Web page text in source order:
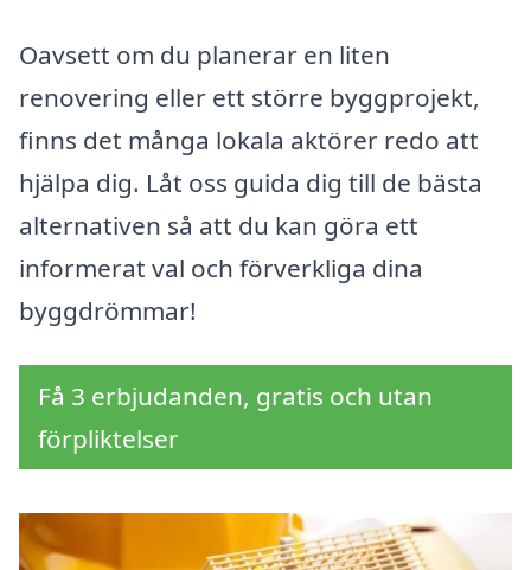
Oavsett om du planerar en liten
renovering eller ett större byggprojekt,
finns det många lokala aktörer redo att
hjälpa dig. Låt oss guida dig till de bästa
alternativen så att du kan göra ett
informerat val och förverkliga dina
byggdrömmar!
Få 3 erbjudanden, gratis och utan
förpliktelser